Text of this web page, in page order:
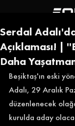
Serdal
Açıklaması! |
Daha
Beşiktaş'ın eski
Adalı, 29 Aralık
düzenlenecek
kurulda aday